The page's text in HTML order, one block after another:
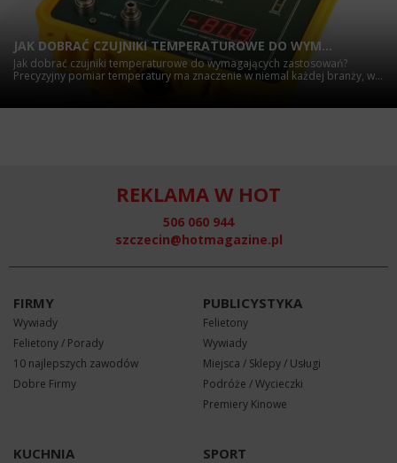
JAK DOBRAĆ CZUJNIKI TEMPERATUROWE DO WYM...
Jak dobrać czujniki temperaturowe do wymagających zastosowań?
Precyzyjny pomiar temperatury ma znaczenie w niemal każdej branży, w...
REKLAMA W HOT
506 060 944
szczecin@hotmagazine.pl
FIRMY
Wywiady
Felietony / Porady
10 najlepszych zawodów
Dobre Firmy
PUBLICYSTYKA
Felietony
Wywiady
Miejsca / Sklepy / Usługi
Podróże / Wycieczki
Premiery Kinowe
KUCHNIA SPORT